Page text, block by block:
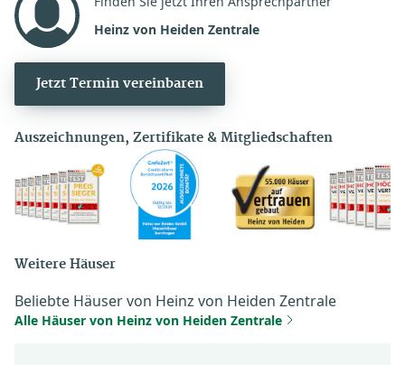
Heinz von Heiden Zentrale
Jetzt Termin vereinbaren
Auszeichnungen, Zertifikate & Mitgliedschaften
Weitere Häuser
Beliebte Häuser von Heinz von Heiden Zentrale
Alle Häuser von Heinz von Heiden Zentrale